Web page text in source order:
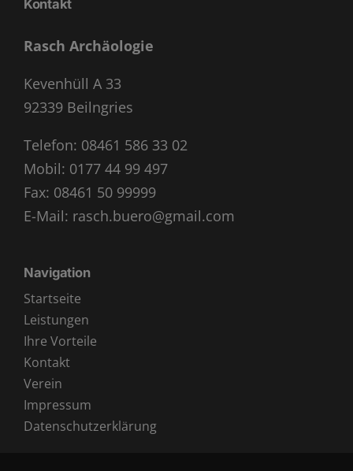
Kontakt
Rasch Archäologie
Kevenhüll A 33
92339 Beilngries
Telefon: 08461 586 33 02
Mobil: 0177 44 99 497
Fax: 08461 50 99999
E-Mail: rasch.buero@gmail.com
Navigation
Startseite
Leistungen
Ihre Vorteile
Kontakt
Verein
Impressum
Datenschutzerklärung